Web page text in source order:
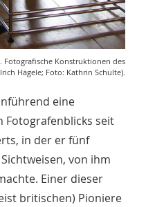
Fotografische Konstruktionen des
Hägele; Foto: Kathrin Schulte).
eine
Fotografenblicks seit
in der er fünf
von ihm
Einer dieser
britischen) Pioniere